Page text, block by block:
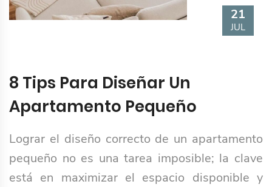
21
JUL
8 Tips Para Diseñar Un
Apartamento Pequeño
Lograr el diseño correcto de un apartamento
pequeño no es una tarea imposible; la clave
está en maximizar el espacio disponible y